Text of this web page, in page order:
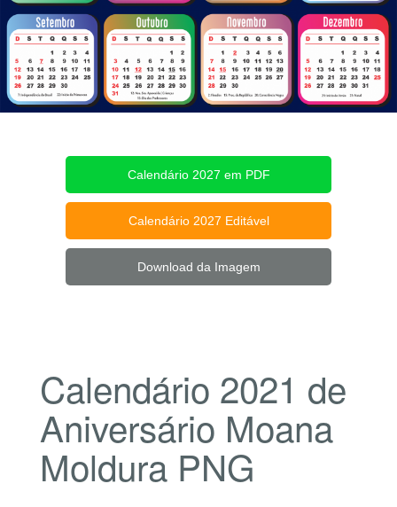
Calendário 2027 em PDF
Calendário 2027 Editável
Download da Imagem
Calendário 2021 de
Aniversário Moana
Moldura PNG